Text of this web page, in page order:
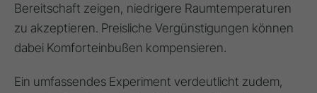
Bereitschaft zeigen, niedrigere Raumtemperaturen
zu akzeptieren. Preisliche Vergünstigungen können
dabei Komforteinbußen kompensieren.
Ein umfassendes Experiment verdeutlicht zudem,